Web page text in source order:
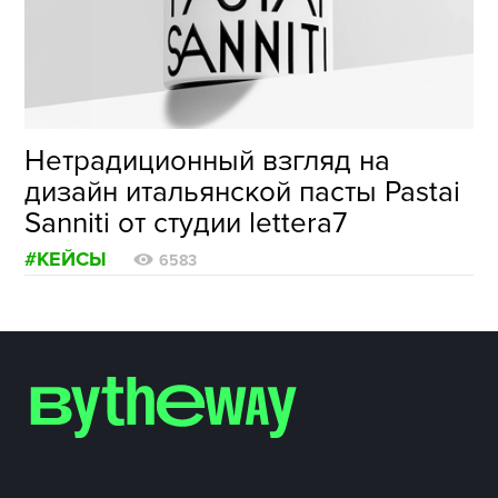
Нетрадиционный взгляд на
дизайн итальянской пасты Pastai
Sanniti от студии lettera7
#КЕЙСЫ 6583
ФОТОГРАФИЯ
ТИПОГРАФИКА
ИСТОРИИ БРЕНДОВ
О ПРОЕКТЕ
РЕКЛАМА